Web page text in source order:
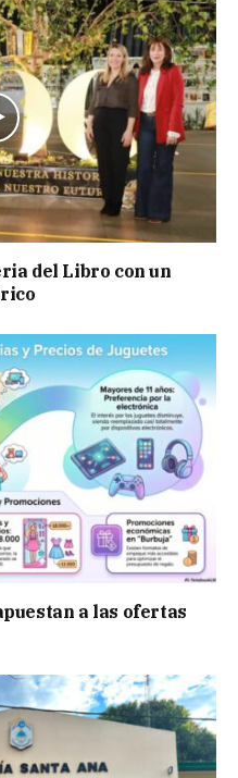
del Libro con un
a las ofertas